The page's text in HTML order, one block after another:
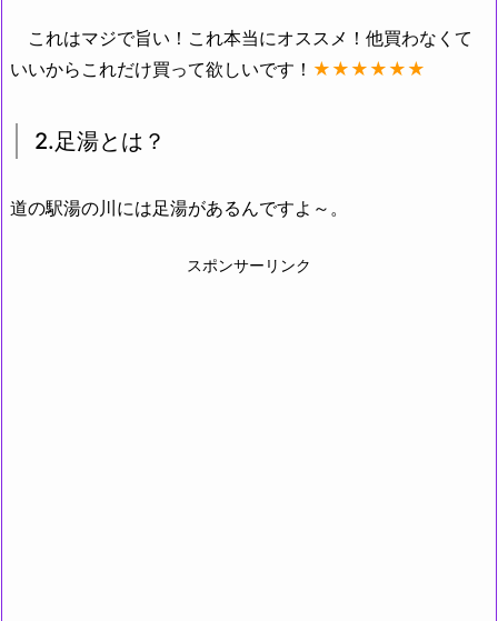
これはマジで旨い！これ本当にオススメ！他買わなくて
いいからこれだけ買って欲しいです！ ★★★★★★
2.足湯とは？
道の駅湯の川には足湯があるんですよ～。
スポンサーリンク